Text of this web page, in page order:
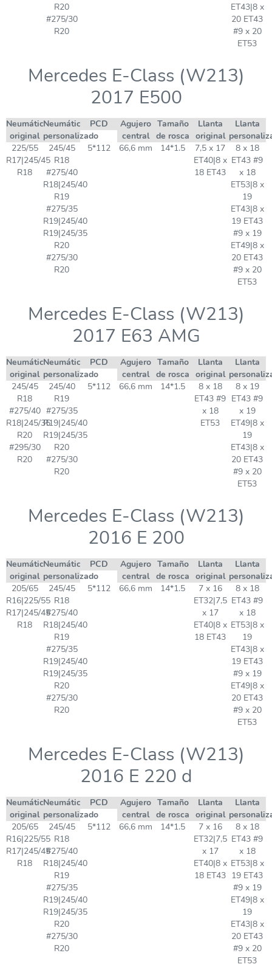
R20
#275/30
R20
ET43|8 x
20 ET43
#9 x 20
ET53
Mercedes E-Class (W213)
2017 E500
Neumático
original
Neumático
personalizado
PCD
Agujero
central
Tamaño
de rosca
Llanta
original
Llanta
225/55
R17|245/45
R18
245/45
R18
#275/40
R18|245/40
R19
#275/35
R19|245/40
R19|245/35
R20
#275/30
R20
5*112 66,6 mm 14*1.5
7,5 x 17
ET40|8 x
18 ET43
8 x 18
ET43 #9
x 18
ET53|8 x
19
ET43|8 x
19 ET43
#9 x 19
ET49|8 x
20 ET43
#9 x 20
ET53
Mercedes E-Class (W213)
2017 E63 AMG
Neumático
original
Neumático
personalizado
PCD
Agujero
central
Tamaño
de rosca
Llanta
original
Llanta
245/45
R18
#275/40
R18|245/35
R20
#295/30
R20
245/40
R19
#275/35
R19|245/40
R19|245/35
R20
#275/30
R20
5*112 66,6 mm 14*1.5
8 x 18
ET43 #9
x 18
ET53
8 x 19
ET43 #9
x 19
ET49|8 x
19
ET43|8 x
20 ET43
#9 x 20
ET53
Mercedes E-Class (W213)
2016 E 200
Neumático
original
Neumático
personalizado
PCD
Agujero
central
Tamaño
de rosca
Llanta
original
Llanta
205/65
R16|225/55
R17|245/45
R18
245/45
R18
#275/40
R18|245/40
R19
#275/35
R19|245/40
R19|245/35
R20
#275/30
R20
5*112 66,6 mm 14*1.5
7 x 16
ET32|7,5
x 17
ET40|8 x
18 ET43
8 x 18
ET43 #9
x 18
ET53|8 x
19
ET43|8 x
19 ET43
#9 x 19
ET49|8 x
20 ET43
#9 x 20
ET53
Mercedes E-Class (W213)
2016 E 220 d
Neumático
original
Neumático
personalizado
PCD
Agujero
central
Tamaño
de rosca
Llanta
original
Llanta
205/65
R16|225/55
R17|245/45
R18
245/45
R18
#275/40
R18|245/40
R19
#275/35
R19|245/40
R19|245/35
R20
#275/30
R20
5*112 66,6 mm 14*1.5
7 x 16
ET32|7,5
x 17
ET40|8 x
18 ET43
8 x 18
ET43 #9
x 18
ET53|8 x
19 ET43
#9 x 19
ET49|8 x
19
ET43|8 x
20 ET43
#9 x 20
ET53